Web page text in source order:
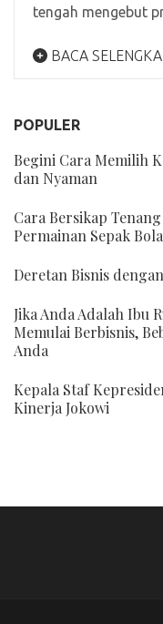
tengah mengebut
BACA
POPULER
Begini Cara Memilih
dan Nyaman
Cara Bersikap
Permainan Sepak Bola
Deretan Bisnis
Jika Anda Adalah Ibu
Memulai Berbisnis,
Anda
Kepala Staf
Kinerja Jokowi